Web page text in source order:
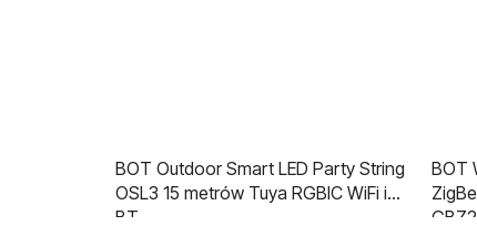
BOT Outdoor Smart LED Party String
OSL3 15 metrów Tuya RGBIC WiFi i
BT
BOT
GBZ2